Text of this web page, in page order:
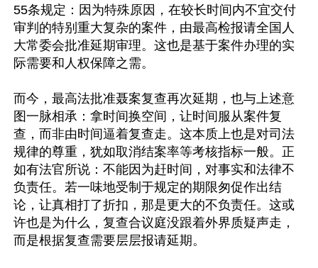
55条规定：因为特殊原因，在较长时间内不宜交付
审判的特别重大复杂的案件，由最高检报请全国人
大常委会批准延期审理。这也是基于案件办理的实
际需要和人权保障之需。
而今，最高法批准聂案复查再次延期，也与上述意
图一脉相承：拿时间换空间，让时间服从案件复
查，而非由时间逼着复查走。这本质上也是对司法
规律的尊重，犹如取消结案率等考核指标一般。正
如有法官所说：不能因为赶时间，对事实和法律不
负责任。若一味地受制于规定的期限匆促作出结
论，让真相打了折扣，那是更大的不负责任。这或
许也是为什么，复查合议庭没跟着外界质疑声走，
而是根据复查需要层层报请延期。